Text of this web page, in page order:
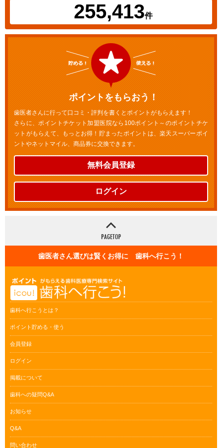
255,413件
ポイントをもらおう！
歯医者さんに行って口コミ・評判を書くとポイントがもらえます！
さらに、ポイントチケット加盟医院なら100ポイント～のポイントチケ
ットがもらえて、もっとお得！貯まったポイントは、楽天スーパーポイ
ントやネットマイル、商品券に交換できます。
無料会員登録
ログイン
歯医者さん選びは賢くお得に 歯科へ行こう！
歯科へ行こうとは？
ポイント貯める・使う
会員登録
ログイン
掲載について
歯科への疑問Q&A
お知らせ
Q&A
問い合わせ